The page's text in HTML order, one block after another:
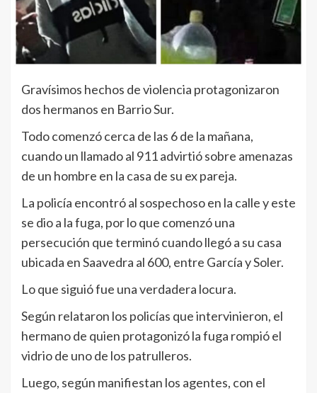
Gravísimos hechos de violencia protagonizaron
dos hermanos en Barrio Sur.
Todo comenzó cerca de las 6 de la mañana,
cuando un llamado al 911 advirtió sobre amenazas
de un hombre en la casa de su ex pareja.
La policía encontró al sospechoso en la calle y este
se dio a la fuga, por lo que comenzó una
persecución que terminó cuando llegó a su casa
ubicada en Saavedra al 600, entre García y Soler.
Lo que siguió fue una verdadera locura.
Según relataron los policías que intervinieron, el
hermano de quien protagonizó la fuga rompió el
vidrio de uno de los patrulleros.
Luego, según manifiestan los agentes, con el